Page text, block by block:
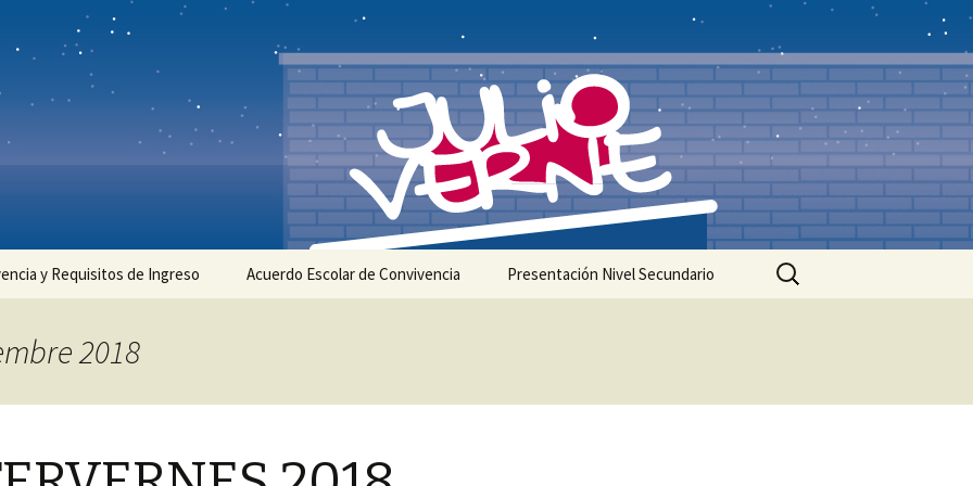
Julio Verne
Julio Verne
y Requisitos de Ingreso Acuerdo Escolar de Convivencia Presentación Nivel Secundario Buscar:
2018